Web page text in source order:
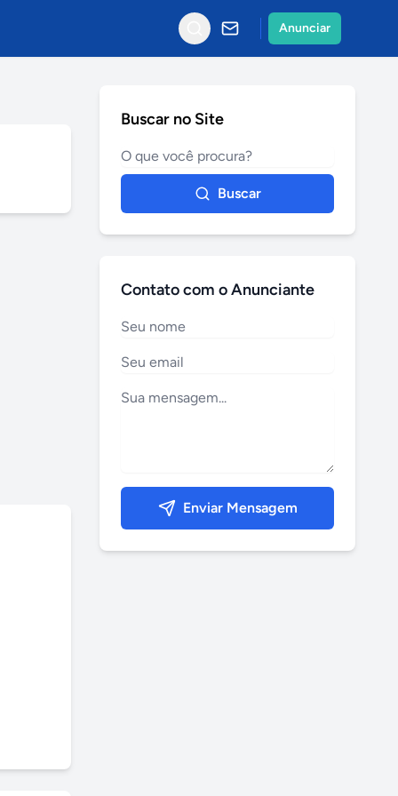
Anunciar
Buscar no Site
Buscar
Contato com o Anunciante
Enviar Mensagem